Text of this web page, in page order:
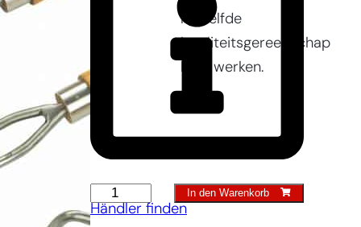
Schaufel
für
In den Warenkorb
Händler finden
hetzelfde
kwaliteitsgereedschap
kunt werken.